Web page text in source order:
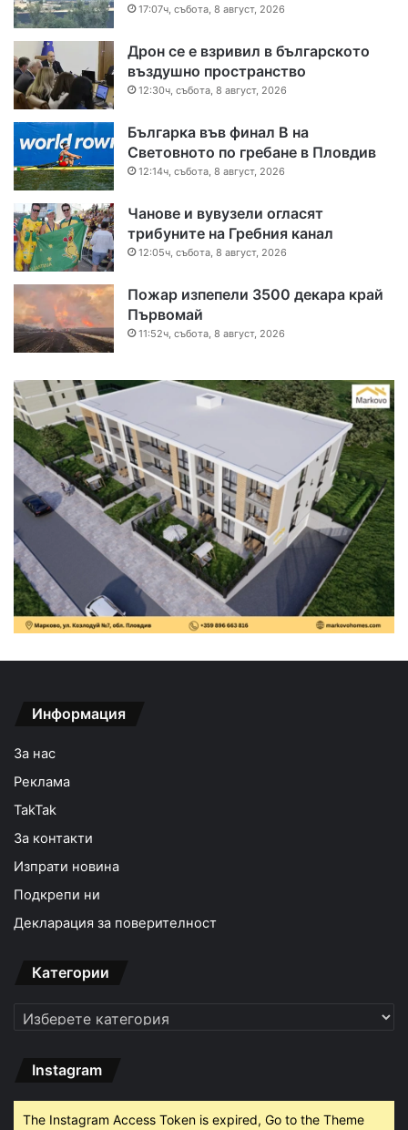
17:07ч, събота, 8 август, 2026
Дрон се е взривил в българското
въздушно пространство
12:30ч, събота, 8 август, 2026
Българка във финал B на
Световното по гребане в Пловдив
12:14ч, събота, 8 август, 2026
Чанове и вувузели огласят
трибуните на Гребния канал
12:05ч, събота, 8 август, 2026
Пожар изпепели 3500 декара край
Първомай
11:52ч, събота, 8 август, 2026
Информация
За нас
Реклама
TakTak
За контакти
Изпрати новина
Подкрепи ни
Декларация за поверителност
Категории
Категории
Instagram
The Instagram Access Token is expired, Go to the Theme